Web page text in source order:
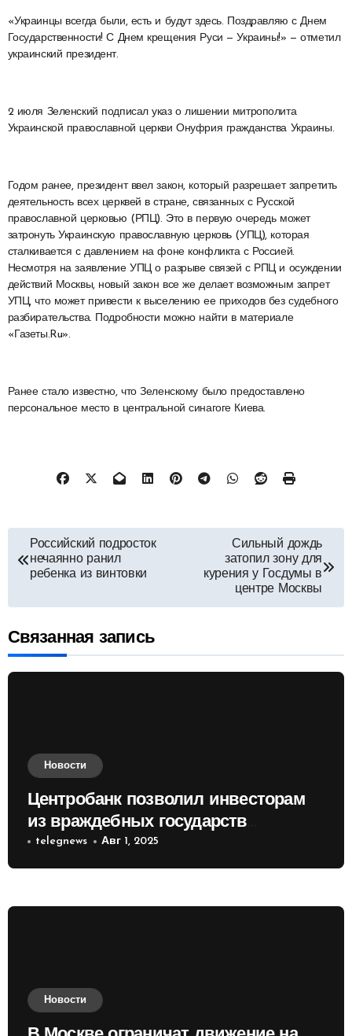
«Украинцы всегда были, есть и будут здесь. Поздравляю с Днем
Государственности! С Днем крещения Руси — Украины!» — отметил
украинский президент.
2 июля Зеленский подписал указ о лишении митрополита
Украинской православной церкви Онуфрия гражданства Украины.
Годом ранее, президент ввел закон, который разрешает запретить
деятельность всех церквей в стране, связанных с Русской
православной церковью (РПЦ). Это в первую очередь может
затронуть Украинскую православную церковь (УПЦ), которая
сталкивается с давлением на фоне конфликта с Россией.
Несмотря на заявление УПЦ о разрыве связей с РПЦ и осуждении
действий Москвы, новый закон все же делает возможным запрет
УПЦ, что может привести к выселению ее приходов без судебного
разбирательства. Подробности можно найти в материале
«Газеты.Ru».
Ранее стало известно, что Зеленскому было предоставлено
персональное место в центральной синагоге Киева.
Навигация
по
записям
Российский подросток
нечаянно ранил
ребенка из винтовки
Сильный дождь
затопил зону для
курения у Госдумы в
центре Москвы
Связанная запись
Новости
Центробанк позволил инвесторам
из враждебных государств
приобретать валюту
telegnews Авг 1, 2025
Новости